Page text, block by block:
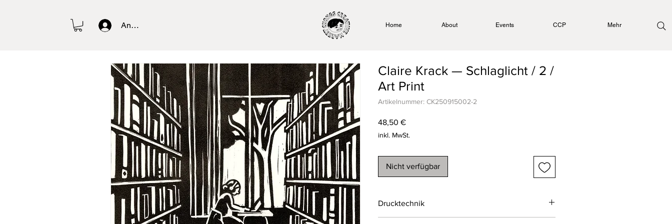
Anmelden Home About Events CCP Mehr
Claire Krack — Schlaglicht / 2 /
Art Print
Artikelnummer: CK250915002-2
48,50 €Preis
inkl. MwSt.
Nicht verfügbar
Drucktechnik